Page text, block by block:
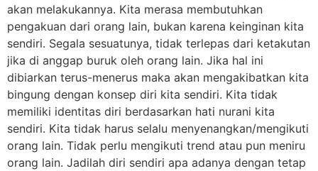
akan melakukannya. Kita merasa membutuhkan
pengakuan dari orang lain, bukan karena keinginan kita
sendiri. Segala sesuatunya, tidak terlepas dari ketakutan
jika di anggap buruk oleh orang lain. Jika hal ini
dibiarkan terus-menerus maka akan mengakibatkan kita
bingung dengan konsep diri kita sendiri. Kita tidak
memiliki identitas diri berdasarkan hati nurani kita
sendiri. Kita tidak harus selalu menyenangkan/mengikuti
orang lain. Tidak perlu mengikuti trend atau pun meniru
orang lain. Jadilah diri sendiri apa adanya dengan tetap